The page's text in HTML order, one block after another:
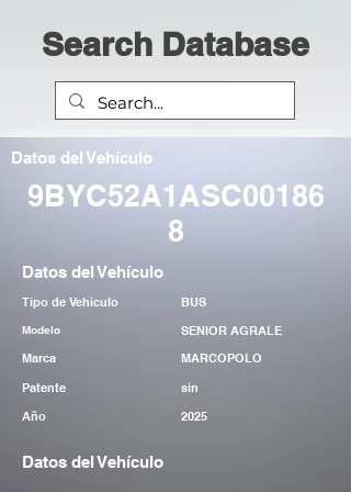
Search Database
Datos del Vehículo
9BYC52A1ASC00186
8
Datos del Vehículo
Tipo de Vehiculo BUS
Modelo
SENIOR AGRALE
Marca
MARCOPOLO
Patente
sin
Año
2025
Datos del Vehículo